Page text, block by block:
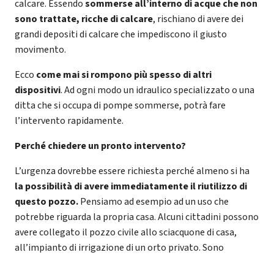
calcare. Essendosommerse all’interno di acque che non
sono trattate, ricche di calcare, rischiano di avere dei
grandi depositi di calcare che impediscono il giusto
movimento.
Ecco come mai si rompono più spesso di altri
dispositivi. Ad ogni modo un idraulico specializzato o una
ditta che si occupa di pompe sommerse, potrà fare
l’intervento rapidamente.
Perché chiedere un pronto intervento?
L’urgenza dovrebbe essere richiesta perché almeno si ha
la possibilità di avere immediatamente il riutilizzo di
questo pozzo.Pensiamo ad esempio ad un uso che
potrebbe riguarda la propria casa. Alcuni cittadini possono
avere collegato il pozzo civile allo sciacquone di casa,
all’impianto di irrigazione di un orto privato. Sono